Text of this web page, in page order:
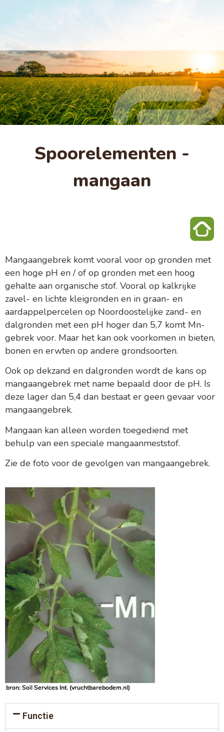
Spoorelementen -
mangaan
Mangaangebrek komt vooral voor op gronden met
een hoge pH en / of op gronden met een hoog
gehalte aan organische stof. Vooral op kalkrijke
zavel- en lichte kleigronden en in graan- en
aardappelpercelen op Noordoostelijke zand- en
dalgronden met een pH hoger dan 5,7 komt Mn-
gebrek voor. Maar het kan ook voorkomen in bieten,
bonen en erwten op andere grondsoorten.
Ook op dekzand en dalgronden wordt de kans op
mangaangebrek met name bepaald door de pH. Is
deze lager dan 5,4 dan bestaat er geen gevaar voor
mangaangebrek.
Mangaan kan alleen worden toegediend met
behulp van een speciale mangaanmeststof.
Zie de foto voor de gevolgen van mangaangebrek.
Functie